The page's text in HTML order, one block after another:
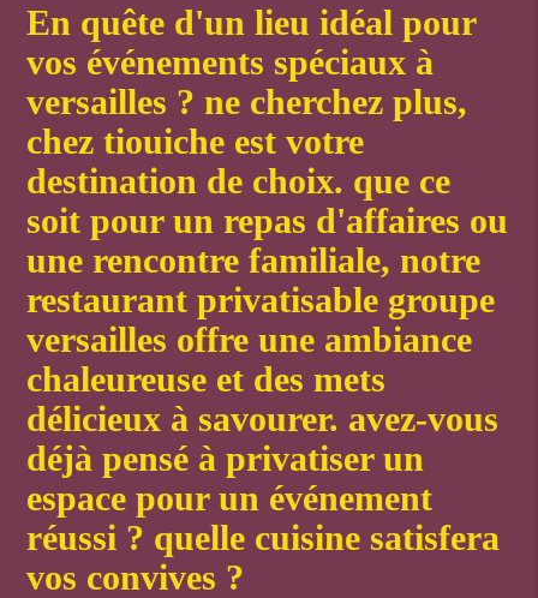
en quête d'un lieu idéal pour
vos événements spéciaux à
versailles ? ne cherchez plus,
chez tiouiche est votre
destination de choix. que ce
soit pour un repas d'affaires ou
une rencontre familiale, notre
restaurant privatisable groupe
versailles offre une ambiance
chaleureuse et des mets
délicieux à savourer. avez-vous
déjà pensé à privatiser un
espace pour un événement
réussi ? quelle cuisine satisfera
vos convives ?